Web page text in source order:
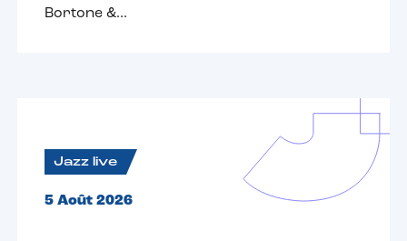
Bortone &...
Jazz live
5 Août 2026